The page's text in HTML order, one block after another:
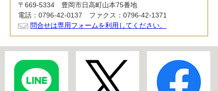
〒669-5334 豊岡市日高町山本75番地
電話：0796-42-0137 ファクス：0796-42-1371
問合せは専用フォームを利用してください。